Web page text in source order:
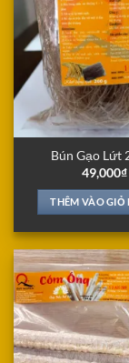
Bún Gạo Lứt
49,000₫
THÊM VÀO GIỎ